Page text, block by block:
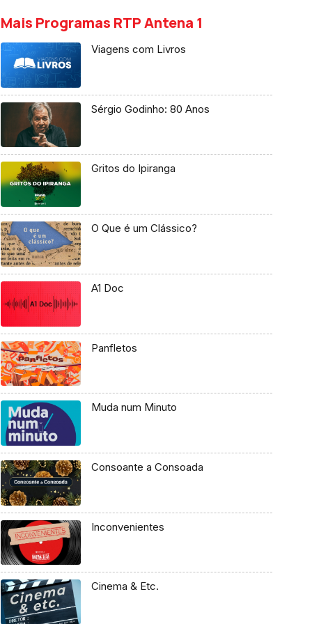
Mais Programas RTP Antena 1
Viagens com Livros
Sérgio Godinho: 80 Anos
Gritos do Ipiranga
O Que é um Clássico?
A1 Doc
Panfletos
Muda num Minuto
Consoante a Consoada
Inconvenientes
Cinema & Etc.